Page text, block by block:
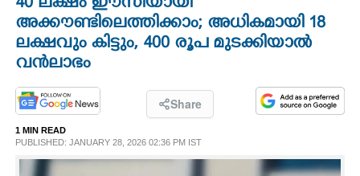
OPINION
LIFESTYLE
40 ലക്ഷം ഈസിയായി
അക്കൗണ്ടിലെത്തിക്കാം; അധികമായി 18
ലക്ഷവും കിട്ടും, 400 രൂപ മുടക്കിയാൽ
വൻലാഭം
Share
1 MIN READ
PUBLISHED: JANUARY 28, 2026 02:36 PM IST